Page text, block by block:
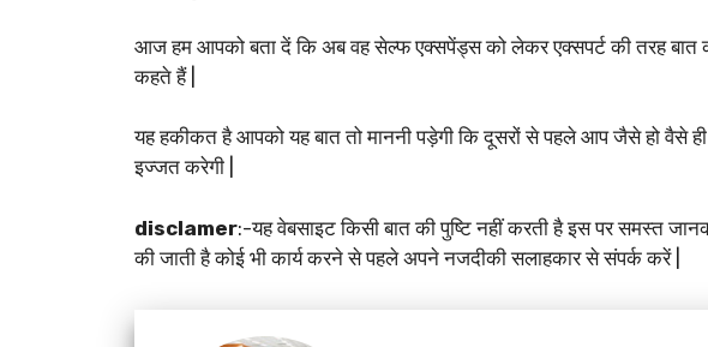
आज हम आपको बता दें कि अब वह सेल्फ एक्सपेंड्स को लेकर एक्सपर्ट की तरह बात
कहते हैं |
यह हकीकत है आपको यह बात तो माननी पड़ेगी कि दूसरों से पहले आप जैसे हो वैसे
इज्जत करेगी |
disclamer:-यह वेबसाइट किसी बात की पुष्टि नहीं करती है इस पर समस्त
की जाती है कोई भी कार्य करने से पहले अपने नजदीकी सलाहकार से संपर्क करें |